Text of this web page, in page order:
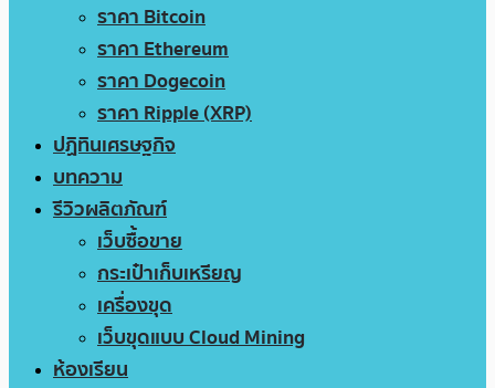
ราคา Bitcoin
ราคา Ethereum
ราคา Dogecoin
ราคา Ripple (XRP)
ปฏิทินเศรษฐกิจ
บทความ
รีวิวผลิตภัณฑ์
เว็บซื้อขาย
กระเป๋าเก็บเหรียญ
เครื่องขุด
เว็บขุดแบบ Cloud Mining
ห้องเรียน